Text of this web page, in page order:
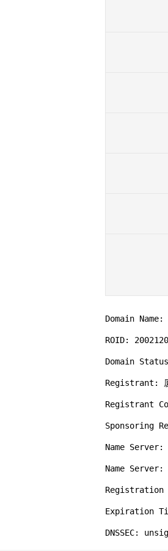
Domain
ROID:
Domain
Registrant: 厦
Registrant
Sponsoring
Name
Name
Registration
Expiration